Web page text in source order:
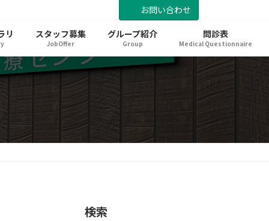
お問い合わせ
リ スタッフ募集
JobOffer
グループ紹介
Group
問診表
Medical Questionnaire
検索